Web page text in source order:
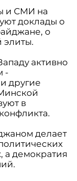
и СМИ на
доклады о
о
элиты.
активно
-
другие
в
делает
а демократия